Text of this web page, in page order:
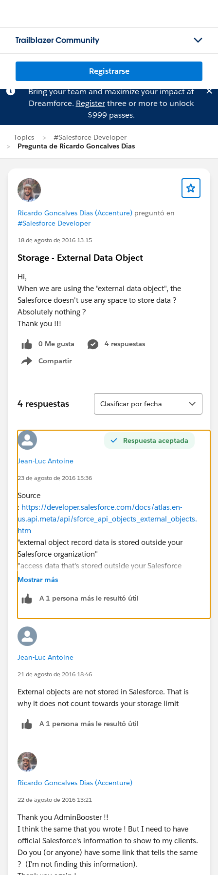
Trailblazer Community
Registrarse
Bring your team and maximize your impact at
Dreamforce. Registerthree or more to unlock
$999 passes.
Topics
#Salesforce Developer
Pregunta de Ricardo Goncalves Dias
Ricardo Goncalves Dias (Accenture) preguntó en
#Salesforce Developer
18 de agosto de 2016 13:15
Storage - External Data Object
Hi,
When we are using the "external data object", the
Salesforce doesn't use any space to store data ?
Absolutely nothing ?
Thank you !!!
0 Me gusta
4 respuestas
Compartir
Show menu
4 respuestas
Ordenar
Clasificar por fecha
Respuesta aceptada
Jean-Luc Antoine
23 de agosto de 2016 15:36
Source
: https://developer.salesforce.com/docs/atlas.en-
us.api.meta/api/sforce_api_objects_external_objects.
htm
"external object record data is stored outside your
Salesforce organization"
"access data that's stored outside your Salesforce
organization"
Salesforce, so you're not wasting storage and
"External objects are best used when you have a large
amount of data that you can’t or don’t want to store in
your Salesforce organization, and you only need to use
a small amount of data at any one time."
Mostrar más
A 1 persona más le resultó útil
Jean-Luc Antoine
21 de agosto de 2016 18:46
External objects are not stored in Salesforce. That is
why it does not count towards your storage limit
A 1 persona más le resultó útil
Ricardo Goncalves Dias (Accenture)
22 de agosto de 2016 13:21
Thank you AdminBooster !!
I think the same that you wrote ! But I need to have
official Salesforce's information to show to my clients.
Do you (or anyone) have some link that tells the same
? (I'm not finding this information).